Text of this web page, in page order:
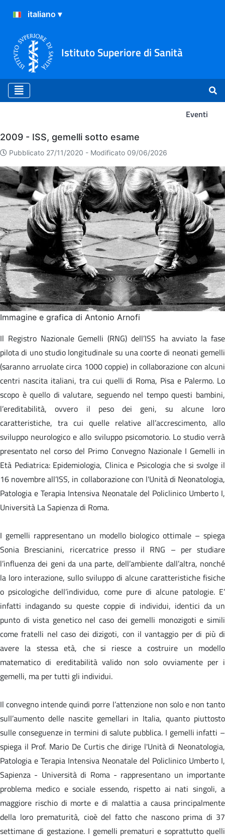
Istituto Superiore di Sanità
Eventi
Eventi
2009 - ISS, gemelli sotto esame
Pubblicato 27/11/2020 - Modificato 09/06/2026
Immagine e grafica di Antonio Arnofi
Il Registro Nazionale Gemelli (RNG) dell’ISS ha avviato la fase
pilota di uno studio longitudinale su una coorte di neonati gemelli
(saranno arruolate circa 1000 coppie) in collaborazione con alcuni
centri nascita italiani, tra cui quelli di Roma, Pisa e Palermo. Lo
scopo è quello di valutare, seguendo nel tempo questi bambini,
l’ereditabilità, ovvero il peso dei geni, su alcune loro
caratteristiche, tra cui quelle relative all’accrescimento, allo
sviluppo neurologico e allo sviluppo psicomotorio. Lo studio verrà
presentato nel corso del Primo Convegno Nazionale I Gemelli in
Età Pediatrica: Epidemiologia, Clinica e Psicologia che si svolge il
16 novembre all’ISS, in collaborazione con l'Unità di Neonatologia,
Patologia e Terapia Intensiva Neonatale del Policlinico Umberto I,
Università La Sapienza di Roma.
I gemelli rappresentano un modello biologico ottimale – spiega
Sonia Brescianini, ricercatrice presso il RNG – per studiare
l’influenza dei geni da una parte, dell’ambiente dall’altra, nonché
la loro interazione, sullo sviluppo di alcune caratteristiche fisiche
o psicologiche dell’individuo, come pure di alcune patologie. E’
infatti indagando su queste coppie di individui, identici da un
punto di vista genetico nel caso dei gemelli monozigoti e simili
come fratelli nel caso dei dizigoti, con il vantaggio per di più di
avere la stessa età, che si riesce a costruire un modello
matematico di ereditabilità valido non solo ovviamente per i
gemelli, ma per tutti gli individui.
Il convegno intende quindi porre l’attenzione non solo e non tanto
sull’aumento delle nascite gemellari in Italia, quanto piuttosto
sulle conseguenze in termini di salute pubblica. I gemelli infatti –
spiega il Prof. Mario De Curtis che dirige l'Unità di Neonatologia,
Patologia e Terapia Intensiva Neonatale del Policlinico Umberto I,
Sapienza - Università di Roma - rappresentano un importante
problema medico e sociale essendo, rispetto ai nati singoli, a
maggiore rischio di morte e di malattia a causa principalmente
della loro prematurità, cioè del fatto che nascono prima di 37
settimane di gestazione. I gemelli prematuri e soprattutto quelli